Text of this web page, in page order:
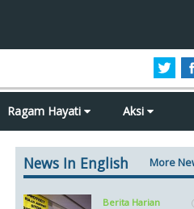
Ragam Hayati Aksi
News In English More
Berita Harian